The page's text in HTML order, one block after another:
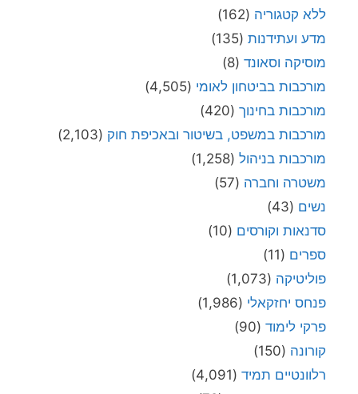
ללא קטגוריה (162)
מדע ועתידנות (135)
מוסיקה וסאונד (8)
מורכבות בביטחון לאומי (4,505)
מורכבות בחינוך (420)
מורכבות במשפט, בשיטור ובאכיפת חוק (2,103)
מורכבות בניהול (1,258)
משטרה וחברה (57)
נשים (43)
סדנאות וקורסים (10)
ספרים (11)
פוליטיקה (1,073)
פנחס יחזקאלי (1,986)
פרקי לימוד (90)
קורונה (150)
רלוונטיים תמיד (4,091)